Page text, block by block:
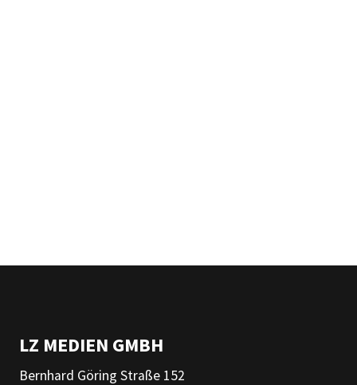
LZ MEDIEN GMBH
Bernhard Göring Straße 152